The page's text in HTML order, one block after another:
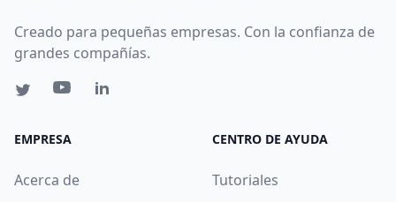
Creado para pequeñas empresas. Con la confianza de
grandes compañías.
EMPRESA
Acerca de
CENTRO DE AYUDA
Tutoriales